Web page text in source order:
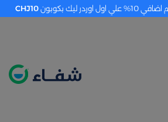
علي اول اوردر ليك بكوبون CHJ10